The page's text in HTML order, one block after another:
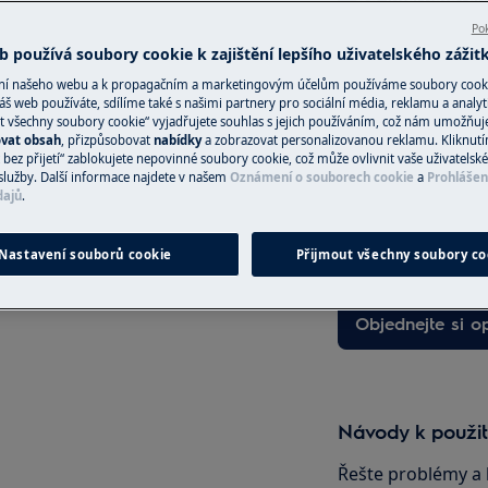
zásahem spotřebič vypněte a
Objednejte si
V oblasti, ve
Fixní cena
kvalifikovaní
nejprve
případě potřeby
Objednejte si
Návody k
Řešte problémy
používá soubory cookie k zajištění lepšího uživatelského
našeho webu a k propagačním a marketingovým účelům používáme soubory
web používáte, sdílíme také s našimi partnery pro sociální média, reklamu a
všechny soubory cookie“ vyjadřujete souhlas s jejich používáním, což nám
obsah, přizpůsobovat nabídkya zobrazovat personalizovanou reklamu.
bez přijetí“ zablokujete nepovinné soubory cookie, což může ovlivnit vaše
Další informace najdete v našem Oznámení o souborech cookie a
.
Nastavení souborů cookie Přijmout všechny soubory